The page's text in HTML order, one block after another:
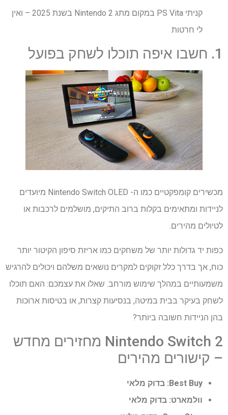
קניתי PS Vita במקום מתג Nintendo 2 בשנת 2025 – ואין
לי חרטות
1. חשבו איפה תוכלו לשחק בפועל
מכשירים קומפקטיים כמו ה- Nintendo Switch OLED מיועדים
לניידות ומתאימים בקלות ברוב התיקים, מושלמים לרכבות או
לטיולים מהירים.
כפות יד גדולות יותר של משחקים כמו אריזת סיפון הקיטור יותר
כוח, אך בדרך כלל זקוקים למקרים נושאים משלהם ויכולים להרגיש
משמעותיים במהלך שימוש מורחב. שאלו את עצמכם: האם תוכלו
לשחק בעיקר בבית במיטה, בנסיעות קצרות, או בטיסות ארוכות
בהן הניידות חשובה ביותר?
Nintendo Switch 2 מחזירים מחדש
– קישורים מהירים
Best Buy: בדוק מלאי
וולמארט: בדוק מלאי